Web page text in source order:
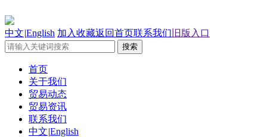
中文|English 加入收藏返回首页联系我们 旧版入口
首页
关于我们
贸易动态
贸易资讯
联系我们
中文|English